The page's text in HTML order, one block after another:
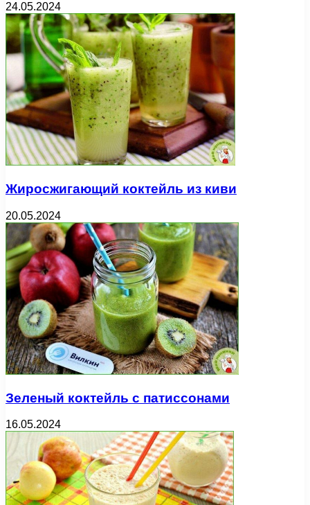
24.05.2024
Жиросжигающий коктейль из киви
20.05.2024
Зеленый коктейль с патиссонами
16.05.2024